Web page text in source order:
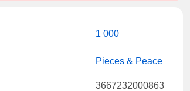
1 000
Pieces & Peace
3667232000863